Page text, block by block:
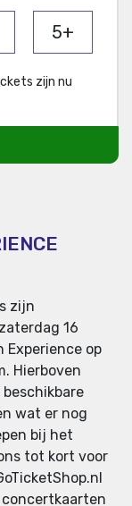
5+
zijn nu
zijn
16
Experience op
Hierboven
wat er nog
bij het
tot kort voor